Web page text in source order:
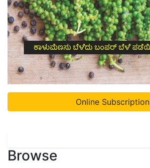
Online Subscription
Browse